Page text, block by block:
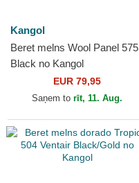
Kangol
Beret melns Wool Panel 575
Black no Kangol
EUR 79,95
Saņem to rīt, 11. Aug.